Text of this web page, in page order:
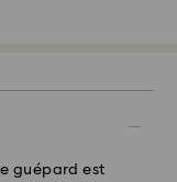
guépard est